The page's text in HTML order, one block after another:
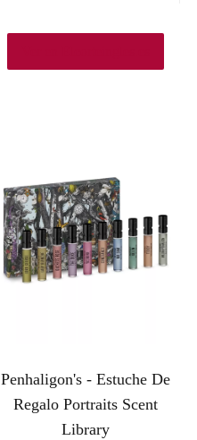
Penhaligon's - Estuche De
Regalo Portraits Scent
Library